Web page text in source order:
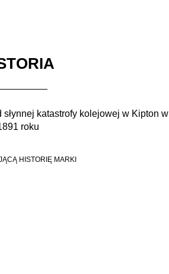
słynnej katastrofy kolejowej w Kipton w
roku
HISTORIĘ MARKI